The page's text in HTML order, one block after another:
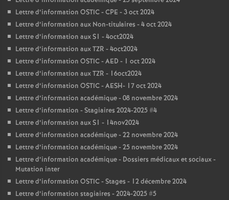
Lettre d’information OSTIC - CPE - 3 oct 2024
Lettre d’information aux Non-titulaires - 4 oct 2024
Lettre d’information aux S1 - 4oct2024
Lettre d’information aux TZR - 4oct2024
Lettre d’information OSTIC - AED - 1 oct 2024
Lettre d’information aux TZR - 16oct2024
Lettre d’information OSTIC - AESH- 17 oct 2024
Lettre d’information académique - 08 novembre 2024
Lettre d’information - Stagiaires 2024-2025 #4
Lettre d’information aux S1 - 14nov2024
Lettre d’information académique - 22 novembre 2024
Lettre d’information académique - 25 novembre 2024
Lettre d’information académique - Dossiers médicaux et sociaux -
Mutation inter
Lettre d’information OSTIC - Stages - 12 décembre 2024
Lettre d’information stagiaires - 2024-2025 #5